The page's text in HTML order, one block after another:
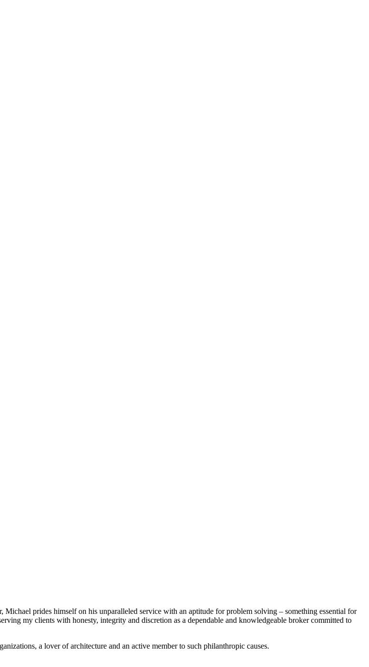
prides himself on his unparalleled service with an aptitude for problem solving – something essential for
my clients with honesty, integrity and discretion as a dependable and knowledgeable broker committed to
a lover of architecture and an active member to such philanthropic causes.